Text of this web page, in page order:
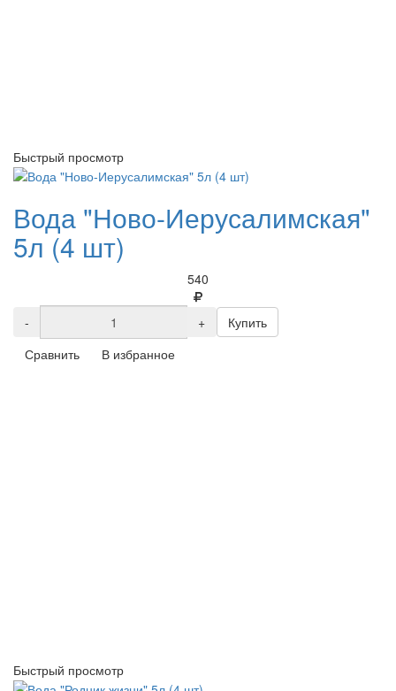
Быстрый просмотр
Вода "Ново-Иерусалимская"
5л (4 шт)
540
- +
Купить
Сравнить
В избранное
Быстрый просмотр